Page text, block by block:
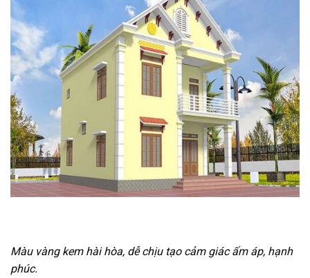
Màu vàng kem hài hòa, dễ chịu tạo cảm giác ấm áp, hạnh
phúc.